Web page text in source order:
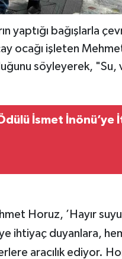
yaptığı bağışlarla
ocağı işleten
söyleyerek, "Su,
İsmet İnönü’ye
Horuz, ’Hayır suyu’
ihtiyaç duyanlara,
aracılık ediyor.